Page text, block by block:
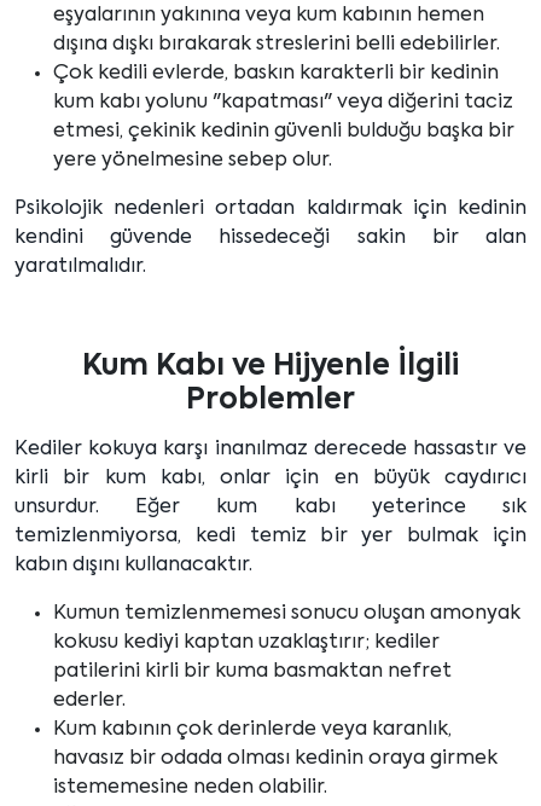
eşyalarının yakınına veya kum kabının hemen
dışına dışkı bırakarak streslerini belli edebilirler.
Çok kedili evlerde, baskın karakterli bir kedinin
kum kabı yolunu "kapatması" veya diğerini taciz
etmesi, çekinik kedinin güvenli bulduğu başka bir
yere yönelmesine sebep olur.
Psikolojik nedenleri ortadan kaldırmak için kedinin
kendini güvende hissedeceği sakin bir alan
yaratılmalıdır.
Kum Kabı ve Hijyenle İlgili
Problemler
Kediler kokuya karşı inanılmaz derecede hassastır ve
kirli bir kum kabı, onlar için en büyük caydırıcı
unsurdur. Eğer kum kabı yeterince sık
temizlenmiyorsa, kedi temiz bir yer bulmak için
kabın dışını kullanacaktır.
Kumun temizlenmemesi sonucu oluşan amonyak
kokusu kediyi kaptan uzaklaştırır; kediler
patilerini kirli bir kuma basmaktan nefret
ederler.
Kum kabının çok derinlerde veya karanlık,
havasız bir odada olması kedinin oraya girmek
istememesine neden olabilir.